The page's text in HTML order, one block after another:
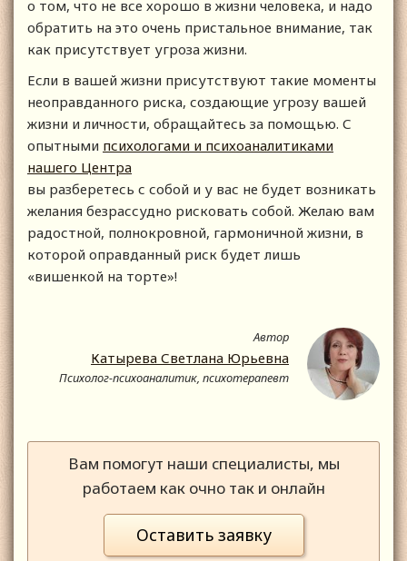
о том, что не все хорошо в жизни человека, и надо
обратить на это очень пристальное внимание, так
как присутствует угроза жизни.
Если в вашей жизни присутствуют такие моменты
неоправданного риска, создающие угрозу вашей
жизни и личности, обращайтесь за помощью. С
опытными психологами и психоаналитиками
нашего Центра
вы разберетесь с собой и у вас не будет возникать
желания безрассудно рисковать собой. Желаю вам
радостной, полнокровной, гармоничной жизни, в
которой оправданный риск будет лишь
«вишенкой на торте»!
Автор
Катырева Светлана Юрьевна
Психолог-психоаналитик, психотерапевт
Вам помогут наши специалисты, мы
работаем как очно так и онлайн
Оставить заявку